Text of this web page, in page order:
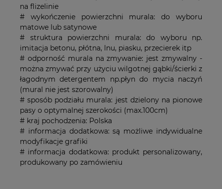
na flizelinie
# wykończenie powierzchni murala: do wyboru
matowe lub satynowe
# struktura powierzchni murala: do wyboru np.
imitacja betonu, płótna, lnu, piasku, przecierek itp
# odporność murala na zmywanie: jest zmywalny -
można zmywać przy użyciu wilgotnej gąbki/ścierki z
łagodnym detergentem np.płyn do mycia naczyń
(mural nie jest szorowalny)
# sposób podziału murala: jest dzielony na pionowe
pasy o optymalnej szerokości (max.100cm)
# kraj pochodzenia: Polska
# informacja dodatkowa: są możliwe indywidualne
modyfikacje grafiki
# informacja dodatkowa: produkt personalizowany,
produkowany po zamówieniu